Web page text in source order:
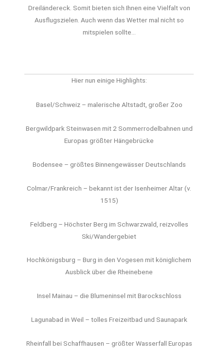
Dreiländereck. Somit bieten sich Ihnen eine Vielfalt von
Ausflugszielen. Auch wenn das Wetter mal nicht so
mitspielen sollte…
Hier nun einige Highlights:
Basel/Schweiz – malerische Altstadt, großer Zoo
Bergwildpark Steinwasen mit 2 Sommerrodelbahnen und
Europas größter Hängebrücke
Bodensee – größtes Binnengewässer Deutschlands
Colmar/Frankreich – bekannt ist der Isenheimer Altar (v.
1515)
Feldberg – Höchster Berg im Schwarzwald, reizvolles
Ski/Wandergebiet
Hochkönigsburg – Burg in den Vogesen mit königlichem
Ausblick über die Rheinebene
Insel Mainau – die Blumeninsel mit Barockschloss
Lagunabad in Weil – tolles Freizeitbad und Saunapark
Rheinfall bei Schaffhausen – größter Wasserfall Europas